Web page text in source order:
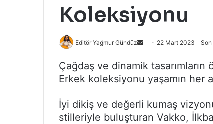
Koleksiyonu
Editör Yağmur Gündüz
Bir
posta
göndermek
22 Mart 2023 Son
Çağdaş ve dinamik tasarımların
Erkek koleksiyonu yaşamın her
İyi dikiş ve değerli kumaş
stilleriyle buluşturan Vakko,